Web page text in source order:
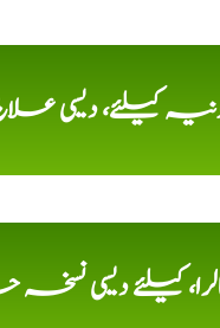
کیلئے، دیسی
کیلئے دیسی